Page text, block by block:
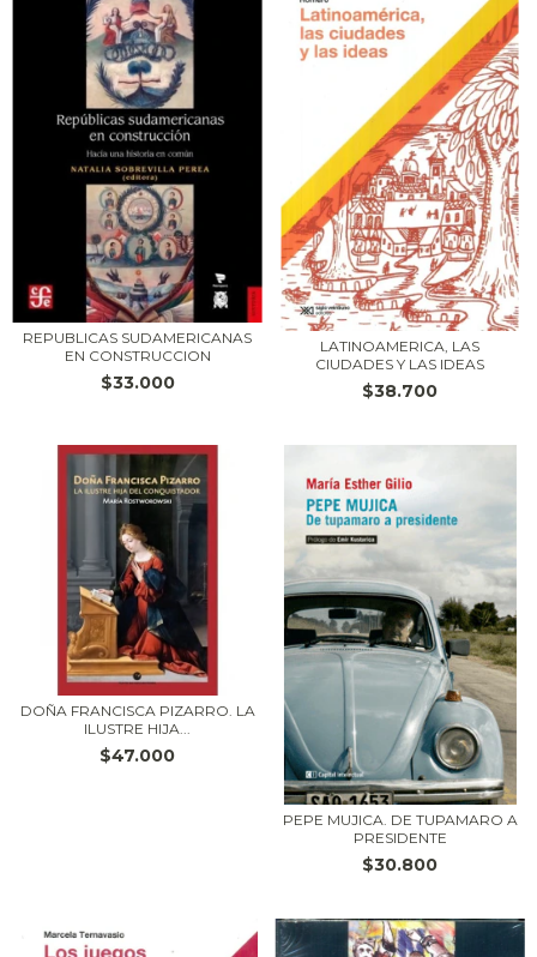
REPUBLICAS SUDAMERICANAS
EN CONSTRUCCION
$33.000
LATINOAMERICA, LAS
CIUDADES Y LAS IDEAS
$38.700
DOÑA FRANCISCA PIZARRO. LA
ILUSTRE HIJA...
$47.000
PEPE MUJICA. DE TUPAMARO A
PRESIDENTE
$30.800